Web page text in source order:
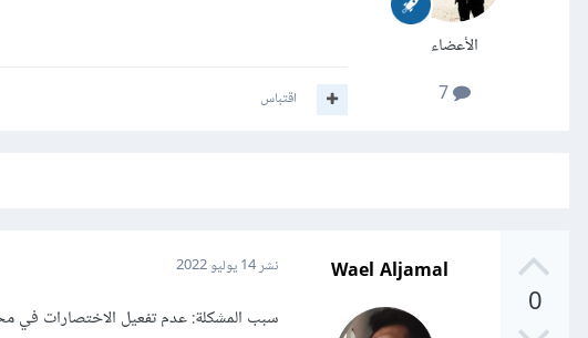
الأعضاء
7
اقتباس
0
Wael Aljamal نشر14 يوليو 2022
سبب المشكلة: عدم تفعيل الاختصارات في